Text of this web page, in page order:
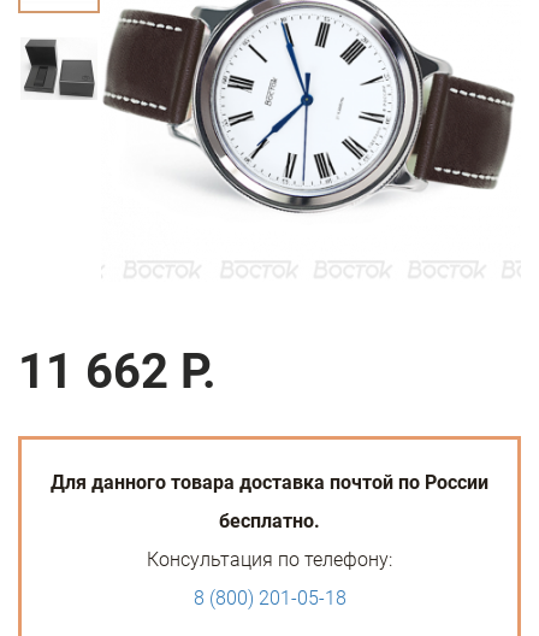
11 662 Р.
Для данного товара доставка почтой по России
бесплатно.
Консультация по телефону:
8 (800) 201-05-18